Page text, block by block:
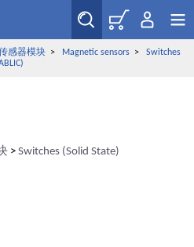
感器模块> Magnetic sensors> Switches
>Switches (Solid State)